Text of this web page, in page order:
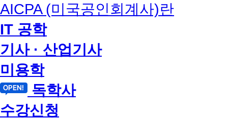
AICPA (미국공인회계사)란
IT 공학
기사 · 산업기사
미용학
독학사
수강신청